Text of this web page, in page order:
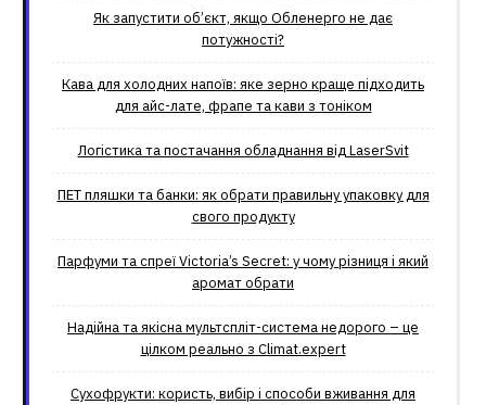
Як запустити об’єкт, якщо Обленерго не дає
потужності?
Кава для холодних напоїв: яке зерно краще підходить
для айс-лате, фрапе та кави з тоніком
Логістика та постачання обладнання від LaserSvit
ПЕТ пляшки та банки: як обрати правильну упаковку для
свого продукту
Парфуми та спреї Victoria’s Secret: у чому різниця і який
аромат обрати
Надійна та якісна мультспліт-система недорого – це
цілком реально з Climat.еxpert
Сухофрукти: користь, вибір і способи вживання для